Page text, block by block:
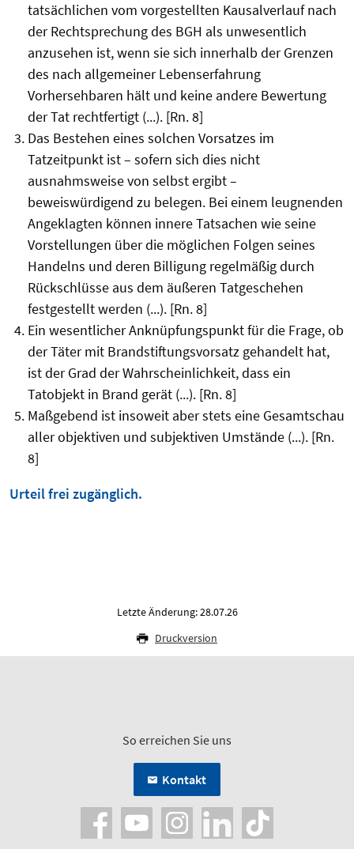
tatsächlichen vom vorgestellten Kausalverlauf nach
der Rechts­prechung des BGH als unwesentlich
anzusehen ist, wenn sie sich innerhalb der Grenzen
des nach allgemeiner Lebens­erfahrung
Vorhersehbaren hält und keine andere Bewertung
der Tat rechtfertigt (...). [Rn. 8]
Das Bestehen eines solchen Vorsatzes im
Tatzeitpunkt ist – sofern sich dies nicht
ausnahmsweise von selbst ergibt –
beweiswürdigend zu belegen. Bei einem leugnenden
Angeklagten können innere Tatsachen wie seine
Vorstellungen über die möglichen Folgen seines
Handelns und deren Billigung regelmäßig durch
Rückschlüsse aus dem äußeren Tatgeschehen
festgestellt werden (...). [Rn. 8]
Ein wesentlicher Anknüpfungs­punkt für die Frage, ob
der Täter mit Brandstiftungs­vorsatz gehandelt hat,
ist der Grad der Wahrscheinlichkeit, dass ein
Tatobjekt in Brand gerät (...). [Rn. 8]
Maßgebend ist insoweit aber stets eine Gesamtschau
aller objektiven und subjektiven Umstände (...). [Rn.
8]
Urteil frei zugänglich.
Letzte Änderung: 28.07.26
Druckversion
So erreichen Sie uns
Kontakt